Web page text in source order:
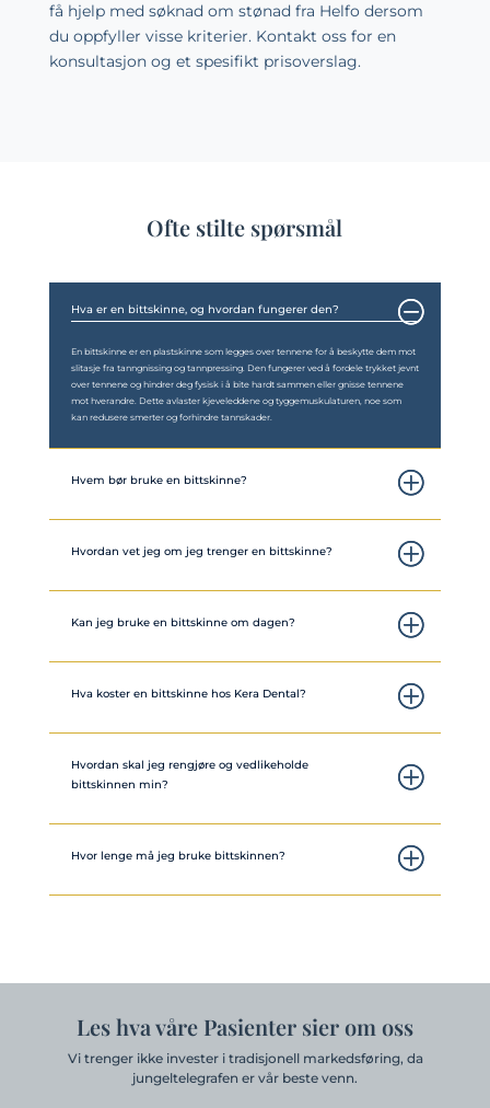
få hjelp med søknad om stønad fra Helfo dersom
du oppfyller visse kriterier. Kontakt oss for en
konsultasjon og et spesifikt prisoverslag.
Ofte stilte spørsmål
Hva er en bittskinne, og hvordan fungerer den?
En bittskinne er en plastskinne som legges over tennene for å beskytte dem mot
slitasje fra tanngnissing og tannpressing. Den fungerer ved å fordele trykket jevnt
over tennene og hindrer deg fysisk i å bite hardt sammen eller gnisse tennene
mot hverandre. Dette avlaster kjeveleddene og tyggemuskulaturen, noe som
kan redusere smerter og forhindre tannskader.
Hvem bør bruke en bittskinne?
Hvordan vet jeg om jeg trenger en bittskinne?
Kan jeg bruke en bittskinne om dagen?
Hva koster en bittskinne hos Kera Dental?
Hvordan skal jeg rengjøre og vedlikeholde
bittskinnen min?
Hvor lenge må jeg bruke bittskinnen?
Les hva våre Pasienter sier om oss
Vi trenger ikke invester i tradisjonell markedsføring, da
jungeltelegrafen er vår beste venn.